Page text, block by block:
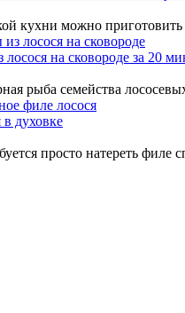
кухни можно
на сковороде за 20
рыба семейства
духовке
просто натереть филе